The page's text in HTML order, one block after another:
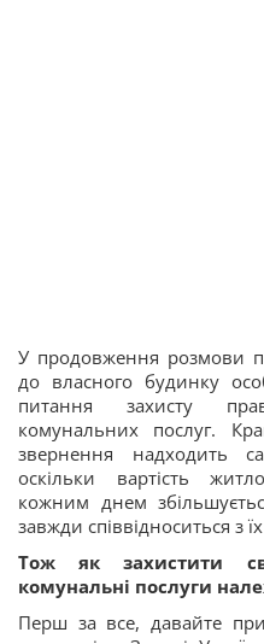
У продовження розмови
до власного будинку
питання захисту
комунальних послуг.
звернення надходить
оскільки вартість
кожним днем
завжди співвідноситься з
Тож як захистити
комунальні послуги
Перш за все, давайте